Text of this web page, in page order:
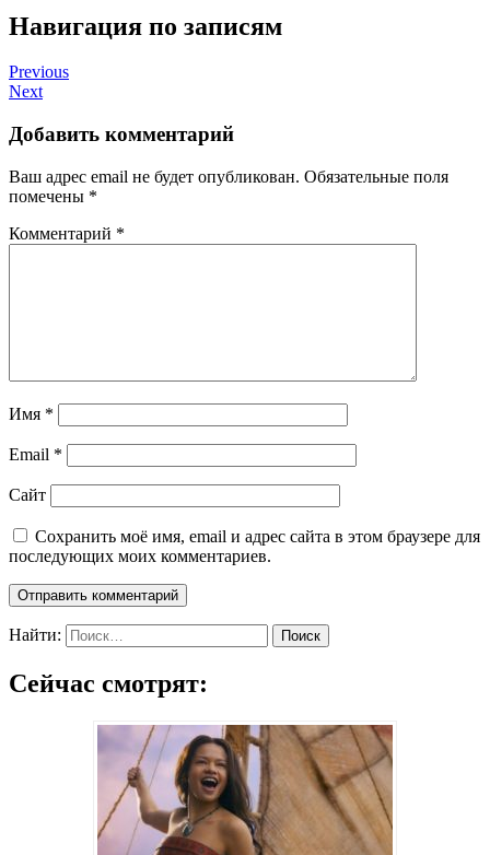
Навигация по записям
Previous
Next
Добавить комментарий
Ваш адрес email не будет опубликован. Обязательные поля
помечены *
Комментарий *
Имя *
Email *
Сайт
Сохранить моё имя, email и адрес сайта в этом браузере для
последующих моих комментариев.
Найти:
Сейчас смотрят: